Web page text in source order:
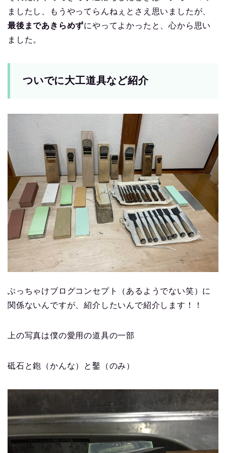
ましたし、もうやってらんねぇとさえ思いましたが、
最後まであきらめずにやってよかったと、心から思い
ました。
ついでに大工道具など紹介
ぶっちゃけブログコンセプト（あるようでない笑）に
関係ないんですが、紹介したいんで紹介します！！
上の写真は僕の愛用の道具の一部
砥石と鉋（かんな）と鑿（のみ）